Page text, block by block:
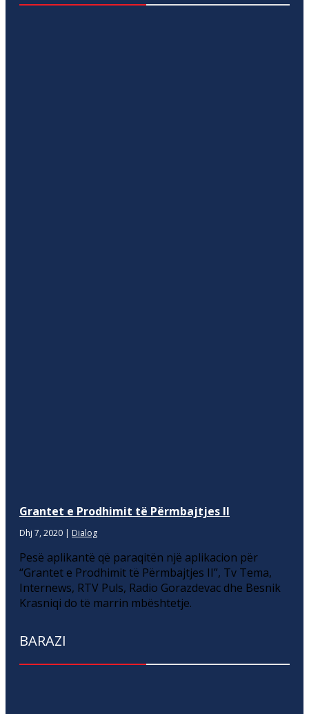
Grantet e Prodhimit të Përmbajtjes II
Dhj 7, 2020 | Dialog
Pesë aplikantë që paraqitën një aplikacion për
“Grantet e Prodhimit të Përmbajtjes II”, Tv Tema,
Internews, RTV Puls, Radio Gorazdevac dhe Besnik
Krasniqi do të marrin mbështetje.
BARAZI